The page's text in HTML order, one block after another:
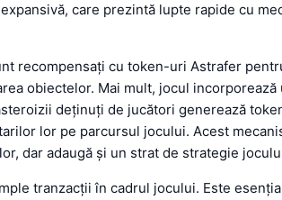
care prezintă lupte rapide cu
recompensați cu token-uri Astrafer
obiectelor. Mai mult, jocul incorporează
deținuți de jucători generează
lor pe parcursul jocului. Acest
dar adaugă și un strat de strategie
tranzacții în cadrul jocului. Este